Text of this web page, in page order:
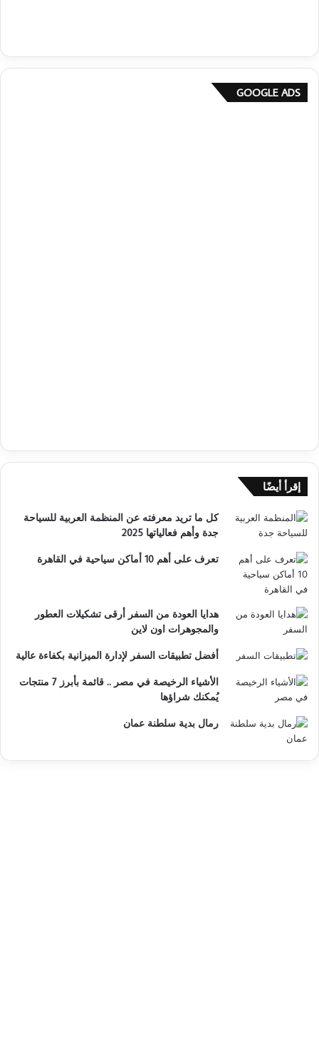
GOOGLE ADS
إقرأ أيضًا
كل ما تريد معرفته عن المنظمة العربية للسياحة
جدة وأهم فعالياتها 2025
تعرف على أهم 10 أماكن سياحية في القاهرة
هدايا العودة من السفر أرقى تشكيلات العطور
والمجوهرات اون لاين
أفضل تطبيقات السفر لإدارة الميزانية بكفاءة عالية
الأشياء الرخيصة في مصر .. قائمة بأبرز 7 منتجات
يُمكنك شراؤها
رمال بدية سلطنة عمان